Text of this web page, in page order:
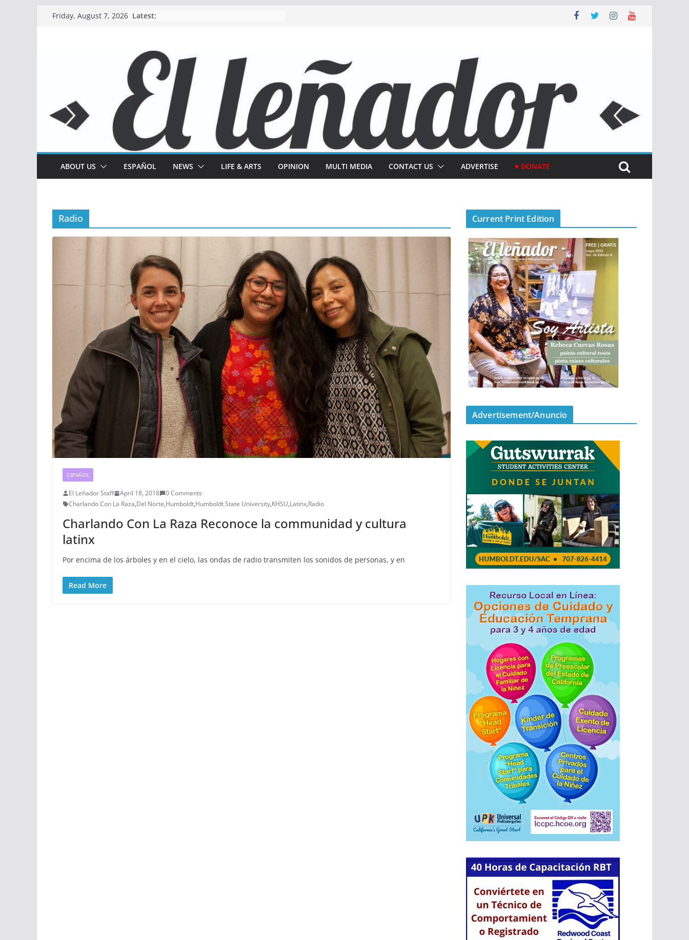
Friday, August 7, 2026 Latest:
ABOUT US ESPAÑOL NEWS LIFE & ARTS OPINION MULTI MEDIA CONTACT US ADVERTISE ♥ DONATE
Radio
ESPAÑOL
El Leñador Staff April 18, 2018
0 Comments
Charlando Con La Raza,Del Norte,Humboldt,Humboldt State University,KHSU,Latinx,Radio
Charlando Con La Raza Reconoce la communidad y cultura
latinx
Por encima de los árboles y en el cielo, las ondas de radio transmiten los sonidos de personas, y en
Read More
Current Print Edition
Advertisement/Anuncio